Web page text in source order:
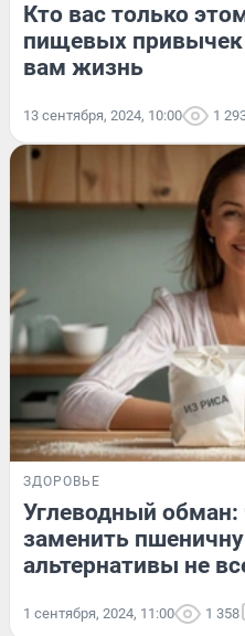
Кто вас только
пищевых привычек
вам жизнь
13 сентября, 2024, 10:00 1
ЗДОРОВЬЕ
Углеводный
заменить
альтернативы не
1 сентября, 2024, 11:00 1 358